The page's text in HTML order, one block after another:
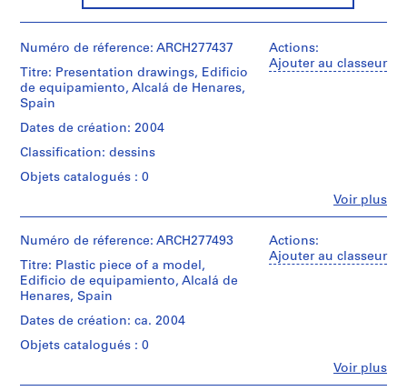
v
y
p
i
c
i
n
b
i
e
r
t
a
e
Actions:
Ajouter au classeur
Voir plus
Numéro de réference: ARCH277437
Titre: Presentation drawings, Edificio
de equipamiento, Alcalá de Henares,
Spain
Dates de création: 2004
Classification: dessins
Objets catalogués : 0
institutions:
&
Herreros
(architectural
firm)
&
Actions:
Ajouter au classeur
Voir plus
Numéro de réference: ARCH277493
Titre: Plastic piece of a model,
Edificio de equipamiento, Alcalá de
Henares, Spain
Dates de création: ca. 2004
Objets catalogués : 0